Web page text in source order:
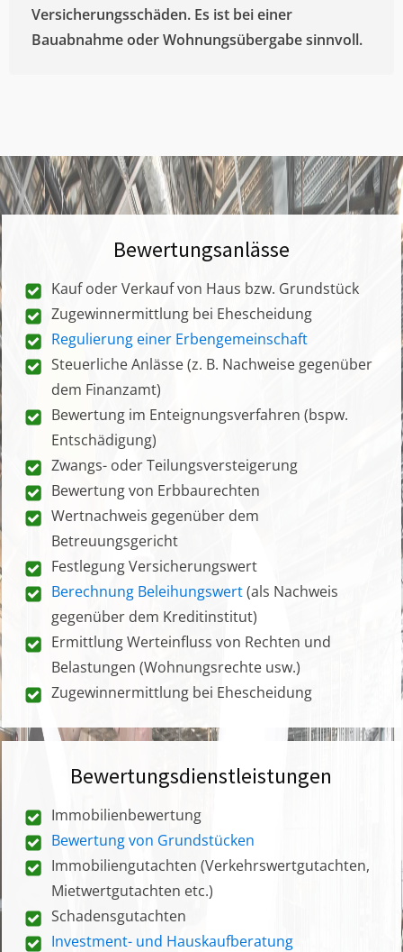
Versicherungsschäden. Es ist bei einer
Bauabnahme oder Wohnungsübergabe sinnvoll.
Bewertungsanlässe
Kauf oder Verkauf von Haus bzw. Grundstück
Zugewinnermittlung bei Ehescheidung
Regulierung einer Erbengemeinschaft
Steuerliche Anlässe (z. B. Nachweise gegenüber
dem Finanzamt)
Bewertung im Enteignungsverfahren (bspw.
Entschädigung)
Zwangs- oder Teilungsversteigerung
Bewertung von Erbbaurechten
Wertnachweis gegenüber dem
Betreuungsgericht
Festlegung Versicherungswert
Berechnung Beleihungswert(als Nachweis
gegenüber dem Kreditinstitut)
Ermittlung Werteinfluss von Rechten und
Belastungen (Wohnungsrechte usw.)
Zugewinnermittlung bei Ehescheidung
Bewertungsdienstleistungen
Immobilienbewertung
Bewertung von Grundstücken
Immobiliengutachten (Verkehrswertgutachten,
Mietwertgutachten etc.)
Schadensgutachten
Investment- und Hauskaufberatung